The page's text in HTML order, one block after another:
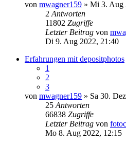
von mwagner159 » Mi 3. Aug
2 Antworten
11802 Zugriffe
Letzter Beitrag von
Di 9. Aug 2022, 21:40
Erfahrungen mit depositphotos
1
2
3
von mwagner159 » Sa 30.
25 Antworten
66838 Zugriffe
Letzter Beitrag von
Mo 8. Aug 2022, 12:15